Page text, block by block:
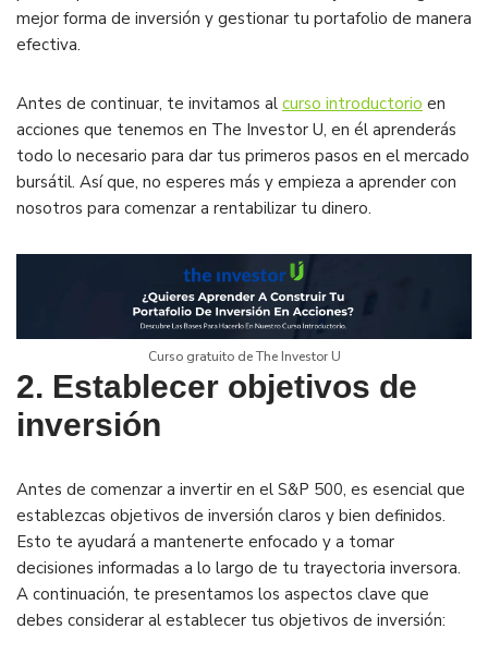
mejor forma de inversión y gestionar tu portafolio de manera
efectiva.
Antes de continuar, te invitamos al curso introductorio en
acciones que tenemos en The Investor U, en él aprenderás
todo lo necesario para dar tus primeros pasos en el mercado
bursátil. Así que, no esperes más y empieza a aprender con
nosotros para comenzar a rentabilizar tu dinero.
Curso gratuito de The Investor U
2. Establecer objetivos de
inversión
Antes de comenzar a invertir en el S&P 500, es esencial que
establezcas objetivos de inversión claros y bien definidos.
Esto te ayudará a mantenerte enfocado y a tomar
decisiones informadas a lo largo de tu trayectoria inversora.
A continuación, te presentamos los aspectos clave que
debes considerar al establecer tus objetivos de inversión: